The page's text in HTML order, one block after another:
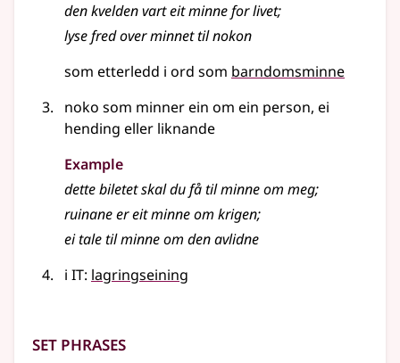
den kvelden vart eit minne for livet;
lyse fred over minnet til nokon
som etterledd i ord som barndomsminne
noko som minner ein om ein person, ei
hending eller liknande
Example
dette biletet skal du få til minne om meg;
ruinane er eit minne om krigen;
ei tale til minne om den avlidne
i IT: lagringseining
Set phrases